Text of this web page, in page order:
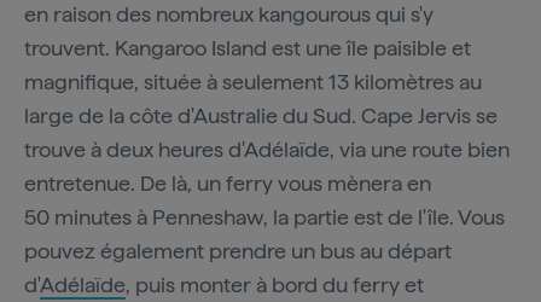
en raison des nombreux kangourous qui s'y
trouvent. Kangaroo Island est une île paisible et
magnifique, située à seulement 13 kilomètres au
large de la côte d'Australie du Sud. Cape Jervis se
trouve à deux heures d'Adélaïde, via une route bien
entretenue. De là, un ferry vous mènera en
50 minutes à Penneshaw, la partie est de l'île. Vous
pouvez également prendre un bus au départ
d'Adélaïde, puis monter à bord du ferry et